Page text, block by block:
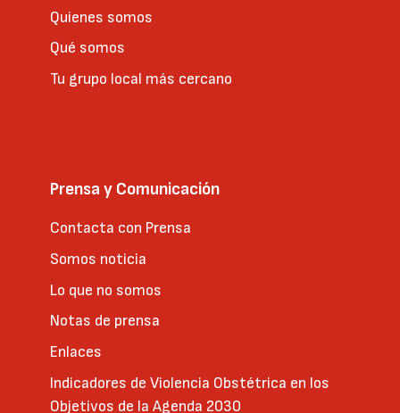
Quienes somos
Qué somos
Tu grupo local más cercano
Prensa y Comunicación
Contacta con Prensa
Somos noticia
Lo que no somos
Notas de prensa
Enlaces
Indicadores de Violencia Obstétrica en los
Objetivos de la Agenda 2030